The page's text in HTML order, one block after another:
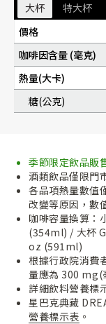
大杯
特大杯
價格
咖啡因含量 (毫克)
熱量(大卡)
糖(公克)
季節限定飲品販
酒類飲品僅限門
各品項熱量數值
改變等原因，數
咖啡容量換算
(354ml) / 大杯
oz (591ml)
根據行政院消費
量應為 300 mg(
詳細飲料營養標
星巴克典藏
營養標示表 。